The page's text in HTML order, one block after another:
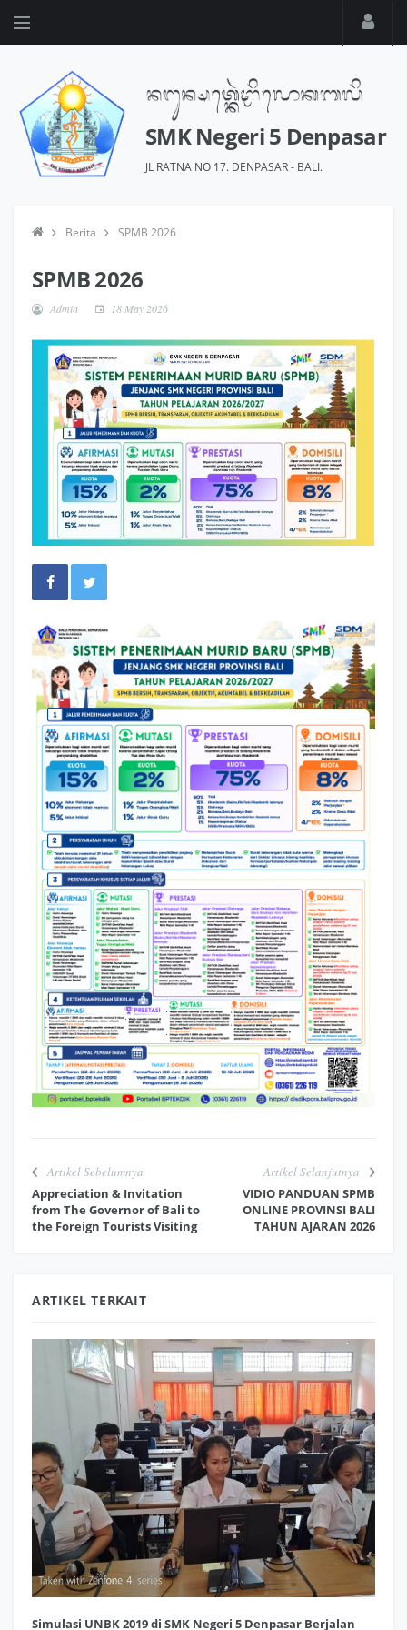
SMK Negeri 5 Denpasar
JL RATNA NO 17. DENPASAR - BALI.
Berita SPMB 2026
SPMB 2026
Admin 18 May 2026
Artikel Sebelumnya
Appreciation & Invitation
from The Governor of Bali to
the Foreign Tourists Visiting
Artikel Selanjutnya
VIDIO PANDUAN SPMB
ONLINE PROVINSI BALI
TAHUN AJARAN 2026
ARTIKEL TERKAIT
Simulasi UNBK 2019 di SMK Negeri 5 Denpasar Berjalan